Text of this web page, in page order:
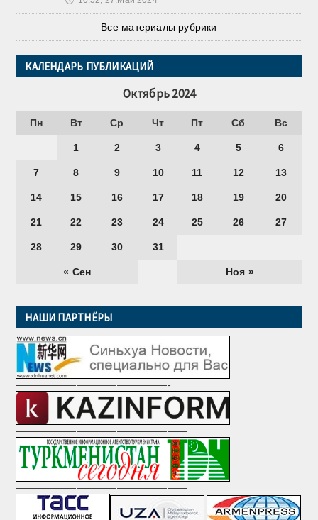
Все материалы рубрики
КАЛЕНДАРЬ ПУБЛИКАЦИЙ
Октябрь 2024
Пн Вт Ср Чт Пт Сб Вс
« Сен Ноя »
1 2 3 4 5 6
7 8 9 10 11 12 13
14 15 16 17 18 19 20
21 22 23 24 25 26 27
28 29 30 31
НАШИ ПАРТНЁРЫ
———————————————-
—————————————————
—————————————————